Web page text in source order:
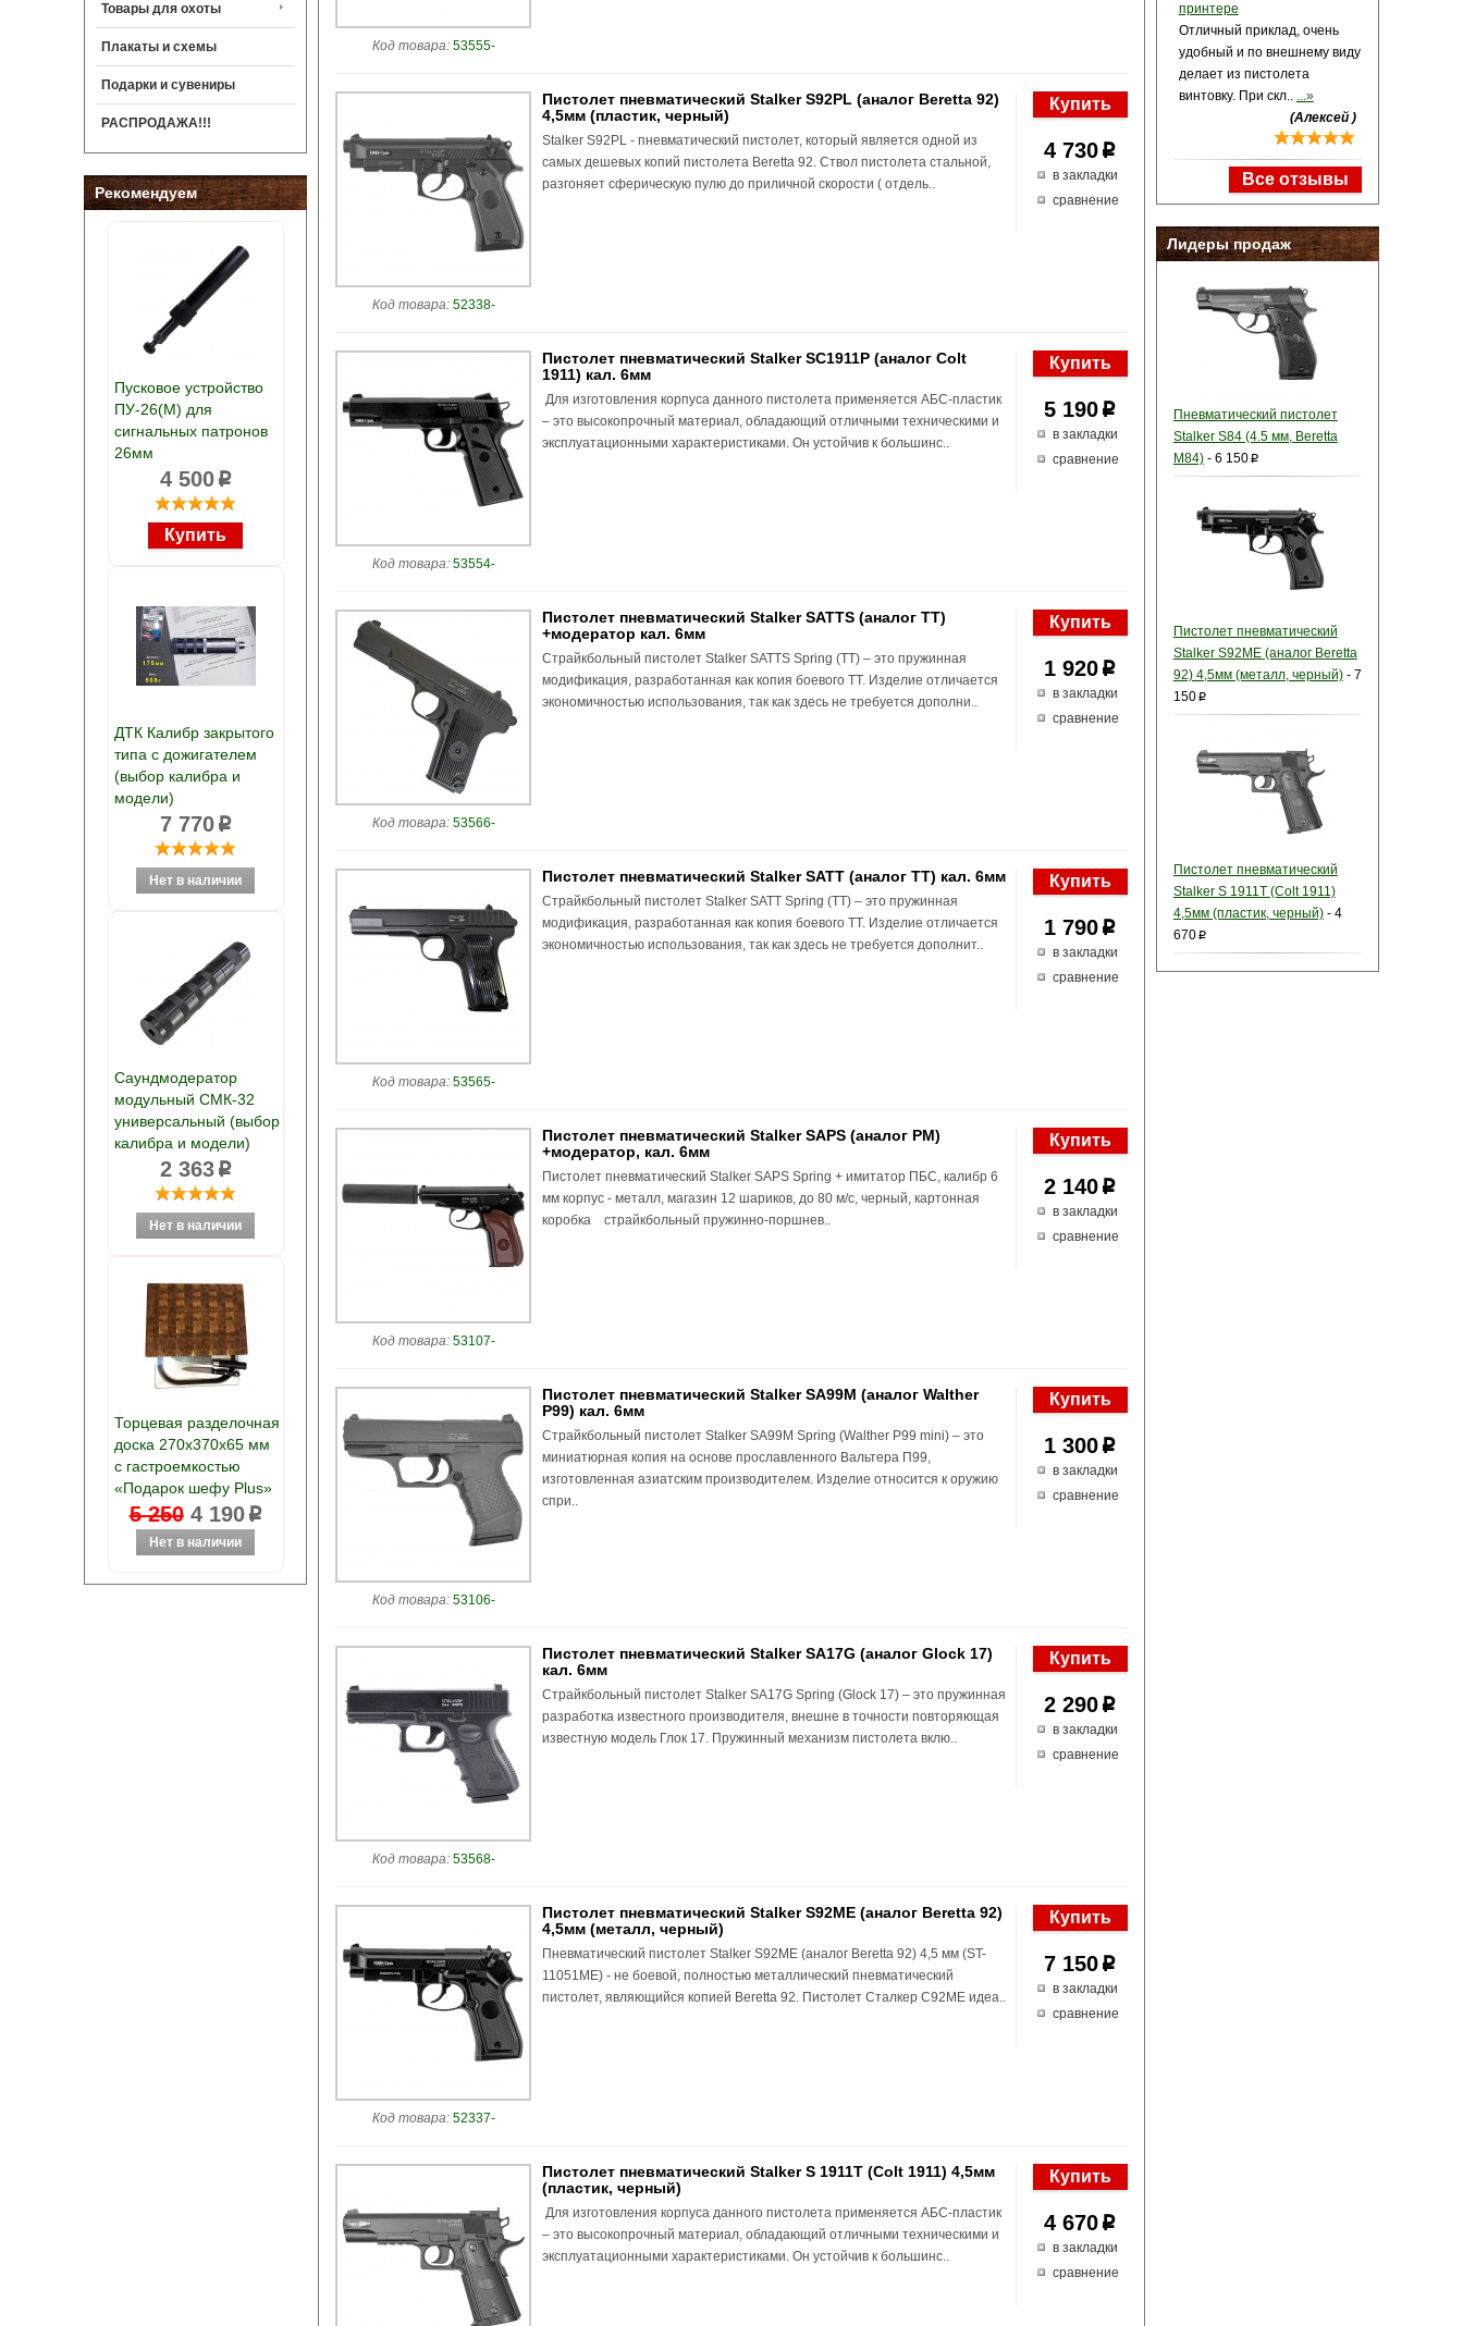
Товары для охоты
Плакаты и схемы
Подарки и сувениры
РАСПРОДАЖА!!!
Рекомендуем
Пусковое устройство
ПУ-26(М) для
сигнальных патронов
26мм
4 500p
ДТК Калибр закрытого
типа с дожигателем
(выбор калибра и
модели)
7 770p
Саундмодератор
модульный СМК-32
универсальный (выбор
калибра и модели)
2 363p
Торцевая разделочная
доска 270х370х65 мм
с гастроемкостью
«Подарок шефу Plus»
5 250 4 190p
принтере
Отличный приклад, очень
удобный и по внешнему виду
делает из пистолета
винтовку. При скл.. ...»
(Алексей )
Все отзывы
Лидеры продаж
Пневматический пистолет
Stalker S84 (4.5 мм, Beretta
M84)- 6 150p
Пистолет пневматический
Stalker S92ME (аналог Beretta
92) 4,5мм (металл, черный)- 7
150p
Пистолет пневматический
Stalker S 1911T (Colt 1911)
4,5мм (пластик, черный)- 4
670p
Код товара:53555-
4 730 p
в закладки
сравнение
Код товара:52338-
Пистолет пневматический Stalker S92PL (аналог Beretta 92)
4,5мм (пластик, черный)
Stalker S92PL - пневматический пистолет, который является одной из
самых дешевых копий пистолета Beretta 92. Ствол пистолета стальной,
разгоняет сферическую пулю до приличной скорости ( отдель..
5 190 p
в закладки
сравнение
Код товара:53554-
Пистолет пневматический Stalker SС1911P (аналог Colt
1911) кал. 6мм
Для изготовления корпуса данного пистолета применяется АБС-пластик
– это высокопрочный материал, обладающий отличными техническими и
эксплуатационными характеристиками. Он устойчив к большинс..
1 920 p
в закладки
сравнение
Код товара:53566-
Пистолет пневматический Stalker SATTS (аналог TT)
+модератор кал. 6мм
Страйкбольный пистолет Stalker SATTS Spring (ТТ) – это пружинная
модификация, разработанная как копия боевого ТТ. Изделие отличается
экономичностью использования, так как здесь не требуется дополни..
1 790 p
в закладки
сравнение
Код товара:53565-
Пистолет пневматический Stalker SATT (аналог TT) кал. 6мм
Страйкбольный пистолет Stalker SATT Spring (ТТ) – это пружинная
модификация, разработанная как копия боевого ТТ. Изделие отличается
экономичностью использования, так как здесь не требуется дополнит..
2 140 p
в закладки
сравнение
Код товара:53107-
Пистолет пневматический Stalker SAPS (аналог PM)
+модератор, кал. 6мм
Пистолет пневматический Stalker SAPS Spring + имитатор ПБС, калибр 6
мм корпус - металл, магазин 12 шариков, до 80 м/с, черный, картонная
коробка страйкбольный пружинно-поршнев..
1 300 p
в закладки
сравнение
Код товара:53106-
Пистолет пневматический Stalker SA99M (аналог Walther
P99) кал. 6мм
Страйкбольный пистолет Stalker SA99M Spring (Walther P99 mini) – это
миниатюрная копия на основе прославленного Вальтера П99,
изготовленная азиатским производителем. Изделие относится к оружию
спри..
2 290 p
в закладки
сравнение
Код товара:53568-
Пистолет пневматический Stalker SA17G (аналог Glock 17)
кал. 6мм
Страйкбольный пистолет Stalker SA17G Spring (Glock 17) – это пружинная
разработка известного производителя, внешне в точности повторяющая
известную модель Глок 17. Пружинный механизм пистолета вклю..
7 150 p
в закладки
сравнение
Код товара:52337-
Пистолет пневматический Stalker S92ME (аналог Beretta 92)
4,5мм (металл, черный)
Пневматический пистолет Stalker S92ME (аналог Beretta 92) 4,5 мм (ST-
11051ME) - не боевой, полностью металлический пневматический
пистолет, являющийся копией Beretta 92. Пистолет Сталкер С92МЕ идеа..
4 670 p
в закладки
сравнение
Пистолет пневматический Stalker S 1911T (Colt 1911) 4,5мм
(пластик, черный)
Для изготовления корпуса данного пистолета применяется АБС-пластик
– это высокопрочный материал, обладающий отличными техническими и
эксплуатационными характеристиками. Он устойчив к большинс..